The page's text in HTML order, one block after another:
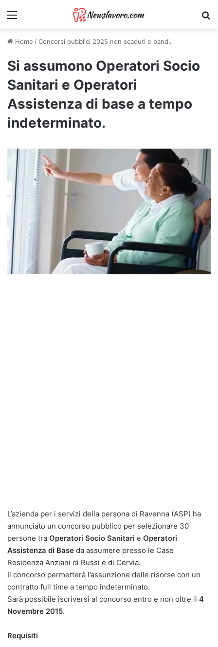
Menu
Home /Concorsi pubblici 2025 non scaduti e bandi.
Si assumono Operatori Socio
Sanitari e Operatori
Assistenza di base a tempo
indeterminato.
L’azienda per i servizi della persona di Ravenna (ASP) ha
annunciato un concorso pubblico per selezionare 30
persone tra Operatori Socio Sanitari e Operatori
Assistenza di Base da assumere presso le Case
Residenza Anziani di Russi e di Cervia.
Il concorso permetterà l’assunzione delle risorse con un
contratto full time a tempo indeterminato.
Sarà possibile iscriversi al concorso entro e non oltre il 4
Novembre 2015.
Requisiti